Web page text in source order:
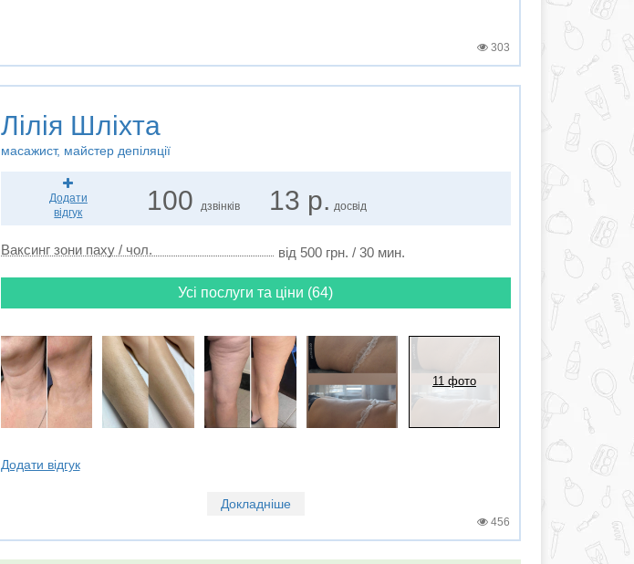
303
Лілія Шліхта
масажист, майстер депіляції
Додати
відгук
100 дзвінків 13 р. досвід
Ваксинг зони паху / чол. від 500 грн. / 30 мин.
Усі послуги та ціни (64)
11 фото
Додати відгук
Докладніше
456